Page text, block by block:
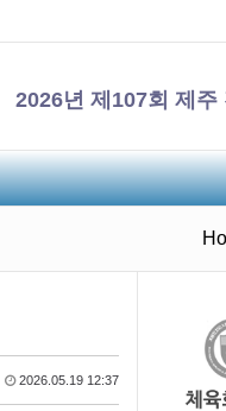
2026년 제107회 제주
2026.05.19 12:37